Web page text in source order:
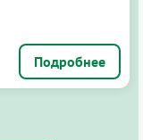
Подробнее